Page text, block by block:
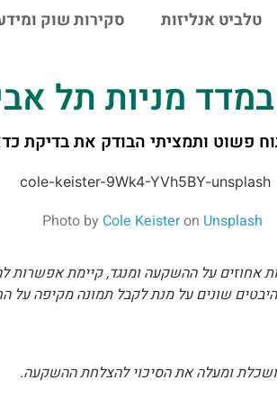
טלביט אנליזות סקירות שוק
תל אביב 125 (03/12/
ותמציתי הבודק את בדיקת
Photo by Cole Keisteron Unsplash
אחוזים על ההשקעה ומנגד, קיימת
שונים על מנת לקבל תמונה מקיפה על
ומעלה את הסיכוי להצלחת ההשקעה.